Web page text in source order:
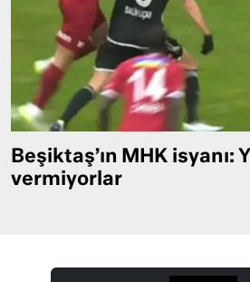
Beşiktaş’ın MHK isyanı:
vermiyorlar